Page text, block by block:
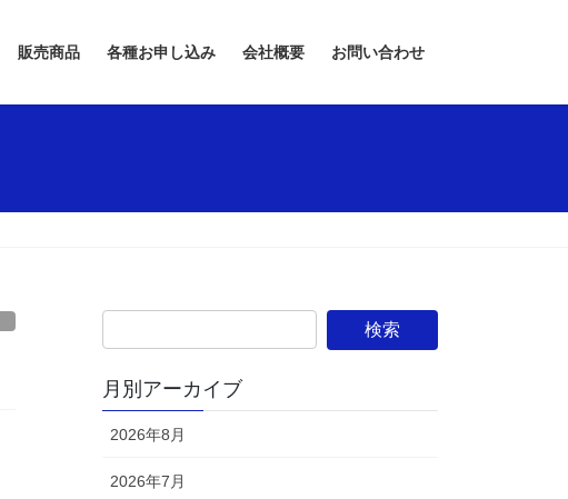
販売商品 各種お申し込み 会社概要 お問い合わせ
月別アーカイブ
2026年8月
2026年7月